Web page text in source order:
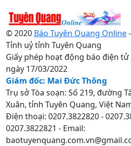
© 2020 Báo Tuyên Quang Online
Tỉnh uỷ tỉnh Tuyên Quang
Giấy phép hoạt động báo điện tử
ngày 17/03/2022
Giám đốc: Mai Đức Thông
Trụ sở Tòa soạn: Số 219, đường
Xuân, tỉnh Tuyên Quang, Việt
Điện thoại: 0207.3822820 -
0207.3822821 - Email: